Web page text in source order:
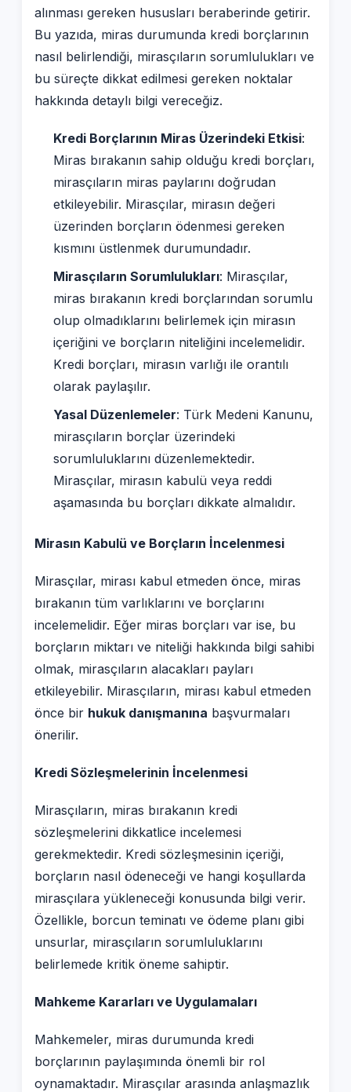
alınması gereken hususları beraberinde getirir.
Bu yazıda, miras durumunda kredi borçlarının
nasıl belirlendiği, mirasçıların sorumlulukları ve
bu süreçte dikkat edilmesi gereken noktalar
hakkında detaylı bilgi vereceğiz.
Kredi Borçlarının Miras Üzerindeki Etkisi:
Miras bırakanın sahip olduğu kredi borçları,
mirasçıların miras paylarını doğrudan
etkileyebilir. Mirasçılar, mirasın değeri
üzerinden borçların ödenmesi gereken
kısmını üstlenmek durumundadır.
Mirasçıların Sorumlulukları: Mirasçılar,
miras bırakanın kredi borçlarından sorumlu
olup olmadıklarını belirlemek için mirasın
içeriğini ve borçların niteliğini incelemelidir.
Kredi borçları, mirasın varlığı ile orantılı
olarak paylaşılır.
Yasal Düzenlemeler: Türk Medeni Kanunu,
mirasçıların borçlar üzerindeki
sorumluluklarını düzenlemektedir.
Mirasçılar, mirasın kabulü veya reddi
aşamasında bu borçları dikkate almalıdır.
Mirasın Kabulü ve Borçların İncelenmesi
Mirasçılar, mirası kabul etmeden önce, miras
bırakanın tüm varlıklarını ve borçlarını
incelemelidir. Eğer miras borçları var ise, bu
borçların miktarı ve niteliği hakkında bilgi sahibi
olmak, mirasçıların alacakları payları
etkileyebilir. Mirasçıların, mirası kabul etmeden
önce bir hukuk danışmanına başvurmaları
önerilir.
Kredi Sözleşmelerinin İncelenmesi
Mirasçıların, miras bırakanın kredi
sözleşmelerini dikkatlice incelemesi
gerekmektedir. Kredi sözleşmesinin içeriği,
borçların nasıl ödeneceği ve hangi koşullarda
mirasçılara yükleneceği konusunda bilgi verir.
Özellikle, borcun teminatı ve ödeme planı gibi
unsurlar, mirasçıların sorumluluklarını
belirlemede kritik öneme sahiptir.
Mahkeme Kararları ve Uygulamaları
Mahkemeler, miras durumunda kredi
borçlarının paylaşımında önemli bir rol
oynamaktadır. Mirasçılar arasında anlaşmazlık